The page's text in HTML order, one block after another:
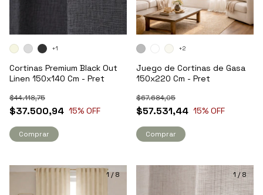
Cortinas Premium Black Out
Linen 150x140 Cm - Pret
$37.500,94
$44.118,75
15% OFF
+1
Comprar
Juego de Cortinas de Gasa
150x220 Cm - Pret
$57.531,44
$67.684,05
15% OFF
+2
Comprar
1 /8 1 /8